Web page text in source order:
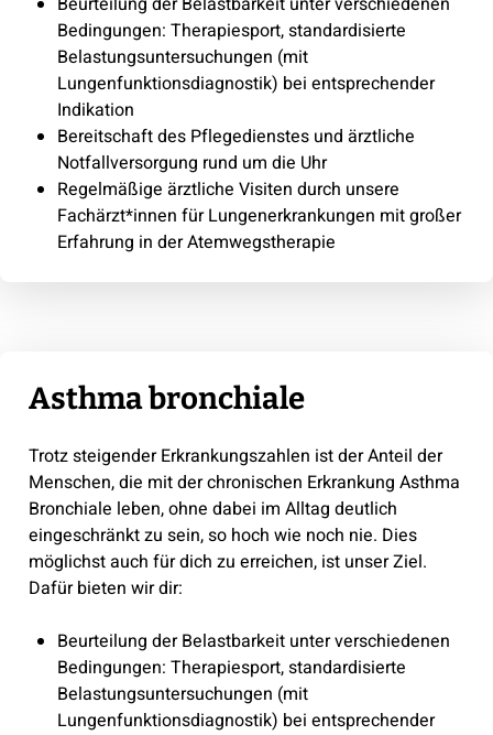
Bedingungen: Therapiesport, standardisierte
Belastungsuntersuchungen (mit
Lungenfunktionsdiagnostik) bei entsprechender
Indikation
Bereitschaft des Pflegedienstes und ärztliche
Notfallversorgung rund um die Uhr
Regelmäßige ärztliche Visiten durch unsere
Fachärzt*innen für Lungenerkrankungen mit großer
Erfahrung in der Atemwegstherapie
Asthma bronchiale
Trotz steigender Erkrankungszahlen ist der Anteil der
Menschen, die mit der chronischen Erkrankung Asthma
Bronchiale leben, ohne dabei im Alltag deutlich
eingeschränkt zu sein, so hoch wie noch nie. Dies
möglichst auch für dich zu erreichen, ist unser Ziel.
Dafür bieten wir dir:
Beurteilung der Belastbarkeit unter verschiedenen
Bedingungen: Therapiesport, standardisierte
Belastungsuntersuchungen (mit
Lungenfunktionsdiagnostik) bei entsprechender